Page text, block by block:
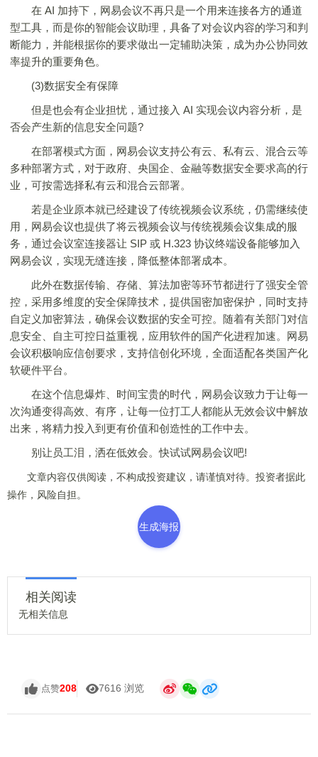
在 AI 加持下，网易会议不再只是一个用来连接各方的通道
型工具，而是你的智能会议助理，具备了对会议内容的学习和判
断能力，并能根据你的要求做出一定辅助决策，成为办公协同效
率提升的重要角色。
(3)数据安全有保障
但是也会有企业担忧，通过接入 AI 实现会议内容分析，是
否会产生新的信息安全问题?
在部署模式方面，网易会议支持公有云、私有云、混合云等
多种部署方式，对于政府、央国企、金融等数据安全要求高的行
业，可按需选择私有云和混合云部署。
若是企业原本就已经建设了传统视频会议系统，仍需继续使
用，网易会议也提供了将云视频会议与传统视频会议集成的服
务，通过会议室连接器让 SIP 或 H.323 协议终端设备能够加入
网易会议，实现无缝连接，降低整体部署成本。
此外在数据传输、存储、算法加密等环节都进行了强安全管
控，采用多维度的安全保障技术，提供国密加密保护，同时支持
自定义加密算法，确保会议数据的安全可控。随着有关部门对信
息安全、自主可控日益重视，应用软件的国产化进程加速。网易
会议积极响应信创要求，支持信创化环境，全面适配各类国产化
软硬件平台。
在这个信息爆炸、时间宝贵的时代，网易会议致力于让每一
次沟通变得高效、有序，让每一位打工人都能从无效会议中解放
出来，将精力投入到更有价值和创造性的工作中去。
别让员工泪，洒在低效会。快试试网易会议吧!
文章内容仅供阅读，不构成投资建议，请谨慎对待。投资者据此
操作，风险自担。
生成海报
相关阅读
无相关信息
点赞208 7616 浏览